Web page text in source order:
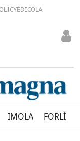
EDICOLA
IMOLA FORLÌ